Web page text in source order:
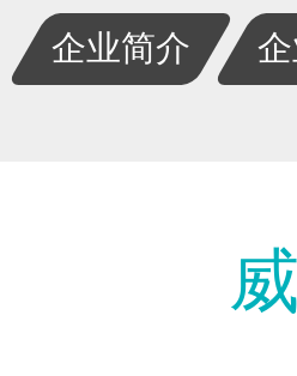
企业简介